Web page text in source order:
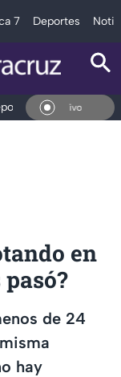
7 Deportes
Espectáculos
En
en
de 24
hay